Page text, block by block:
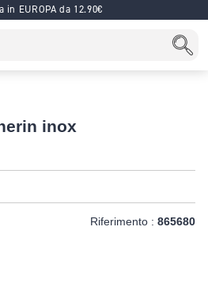
in EUROPA da 12.90€
inox
Riferimento : 865680